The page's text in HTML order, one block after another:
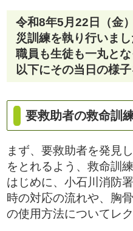
令和8年5月22日（金
災訓練を執り行いまし
職員も生徒も一丸と
以下にその当日の様
要救助者の救命訓
まず、要救助者を発見
をとれるよう、救命訓
はじめに、小石川消防
時の対応の流れや、胸
の使用方法についてレ